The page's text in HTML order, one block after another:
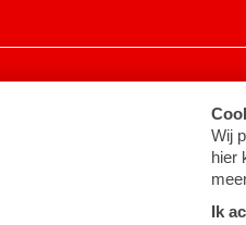
Cookie-instellingen